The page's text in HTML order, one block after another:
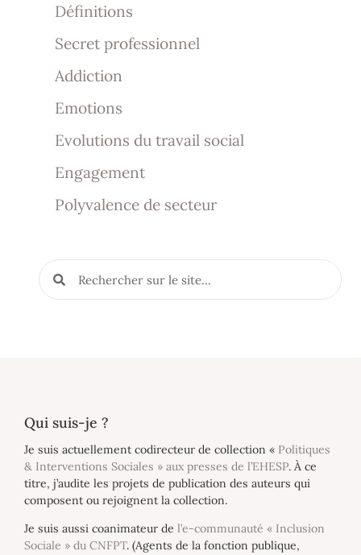
Définitions
Secret professionnel
Addiction
Emotions
Evolutions du travail social
Engagement
Polyvalence de secteur
Qui suis-je ?
Je suis actuellement codirecteur de collection « Politiques
& Interventions Sociales » aux presses de l’EHESP. À ce
titre, j’audite les projets de publication des auteurs qui
composent ou rejoignent la collection.
Je suis aussi coanimateur de l’e-communauté « Inclusion
Sociale » du CNFPT. (Agents de la fonction publique,